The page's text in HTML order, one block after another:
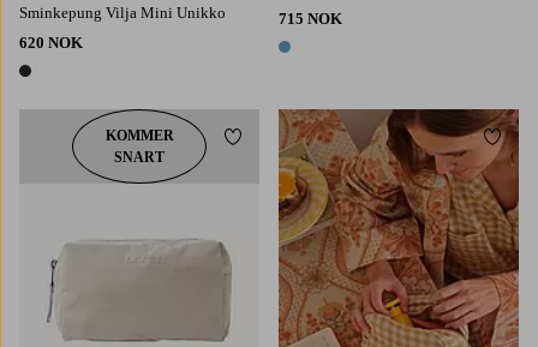
Sminkepung Vilja Mini Unikko
620 NOK
1 farge
715 NOK
1 farge
KOMMER
SNART
Legg til favoritter